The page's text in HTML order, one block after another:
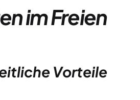
im Freien
Vorteile